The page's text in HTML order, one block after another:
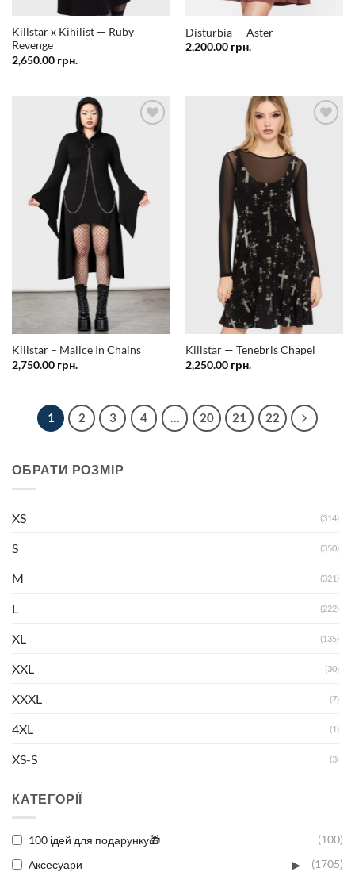
Killstar x Kihilist — Ruby
Revenge
2,650.00 грн.
Disturbia — Aster
2,200.00 грн.
список
бажань
Killstar – Malice In Chains
2,750.00 грн.
Додати
бажань
Killstar — Tenebris Chapel
2,250.00 грн.
1 2 3 4 … 20 21 22
ОБРАТИ РОЗМІР
XS (314)
S (350)
M (321)
L (222)
XL (135)
XXL (30)
XXXL (7)
4XL (1)
XS-S (3)
XL-XXL
Один розмір
КАТЕГОРІЇ
100 ідей для подарунку🎁 (100)
Аксесуари ▸ (1705)